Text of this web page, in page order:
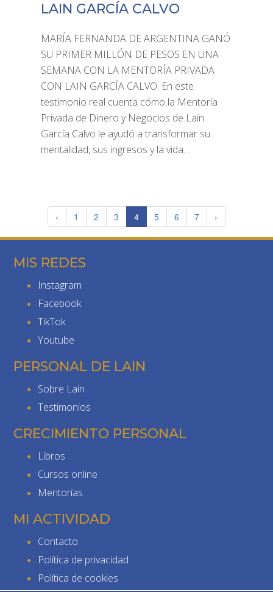
LAIN GARCÍA CALVO
MARÍA FERNANDA DE ARGENTINA GANÓ
SU PRIMER MILLÓN DE PESOS EN UNA
SEMANA CON LA MENTORÍA PRIVADA
CON LAIN GARCÍA CALVO. En este
testimonio real cuenta cómo la Mentoría
Privada de Dinero y Negocios de Laín
García Calvo le ayudó a transformar su
mentalidad, sus ingresos y la vida…
‹ 1 2 3 4 5 6 7 ›
MIS REDES
Instagram
Facebook
TikTok
Youtube
PERSONAL DE LAIN
Sobre Lain
Testimonios
CRECIMIENTO PERSONAL
Libros
Cursos online
Mentorías
MI ACTIVIDAD
Contacto
Política de privacidad
Política de cookies